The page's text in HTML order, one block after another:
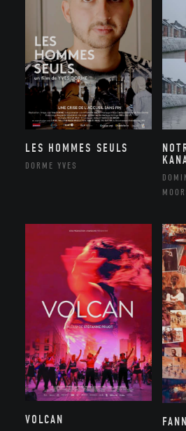
LES HOMMES SEULS
DORME YVES
VOLCAN